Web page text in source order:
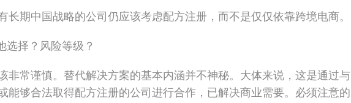
长期中国战略的公司仍应该考虑配方注册，而不是仅仅依靠跨境电商。
选择？风险等级？
非常谨慎。替代解决方案的基本内涵并不神秘。大体来说，这是通过与
能够合法取得配方注册的公司进行合作，已解决商业需要。必须注意的